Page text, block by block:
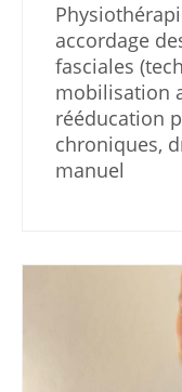
accordage
fasciales
mobilisation
rééducation
chroniques,
manuel